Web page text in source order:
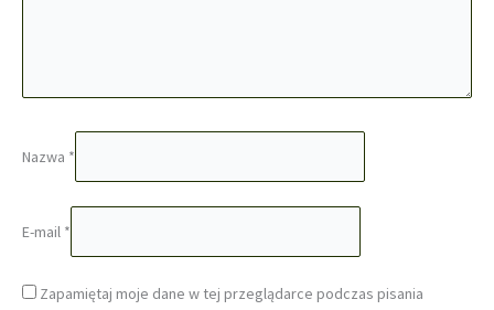
Nazwa *
E-mail *
Zapamiętaj moje dane w tej przeglądarce podczas pisania